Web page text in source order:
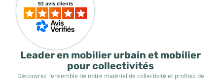
Leader en mobilier urbain et mobilier
pour collectivités
Découvrez l’ensemble de notre matériel de collectivité et profitez de
92 avis clients